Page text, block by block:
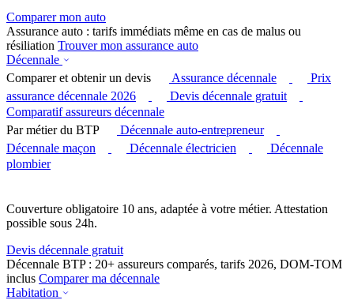
Comparer mon auto
Assurance auto : tarifs immédiats même en cas de malus ou
résiliation Trouver mon assurance auto
Décennale
Comparer et obtenir un devis
Assurance décennale
Prix
assurance décennale 2026
Devis décennale gratuit
Comparatif assureurs décennale
Par métier du BTP
Décennale auto-entrepreneur
Décennale maçon
Décennale électricien
Décennale
plombier
Couverture obligatoire 10 ans, adaptée à votre métier. Attestation
possible sous 24h.
Devis décennale gratuit
Décennale BTP : 20+ assureurs comparés, tarifs 2026, DOM-TOM
inclus Comparer ma décennale
Habitation